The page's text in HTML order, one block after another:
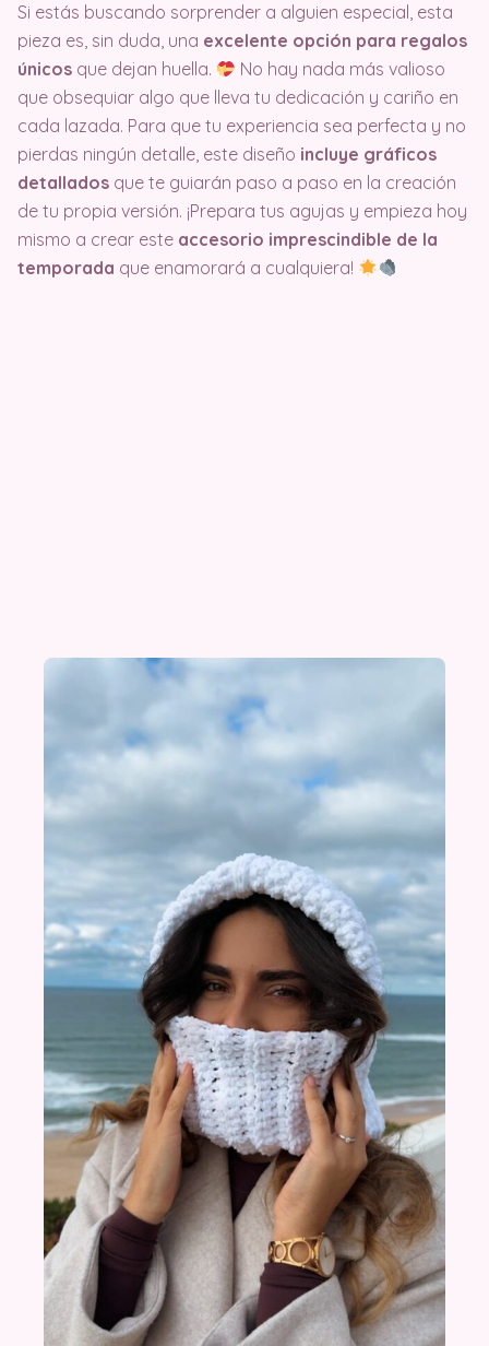
Si estás buscando sorprender a alguien especial, esta
pieza es, sin duda, una excelente opción para regalos
únicos que dejan huella.
No hay nada más valioso
que obsequiar algo que lleva tu dedicación y cariño en
cada lazada. Para que tu experiencia sea perfecta y no
pierdas ningún detalle, este diseño incluye gráficos
detallados que te guiarán paso a paso en la creación
de tu propia versión. ¡Prepara tus agujas y empieza hoy
mismo a crear este accesorio imprescindible de la
temporada que enamorará a cualquiera!